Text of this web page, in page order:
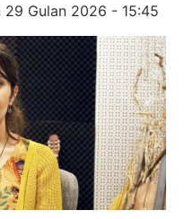
29 Gulan 2026 - 15:45